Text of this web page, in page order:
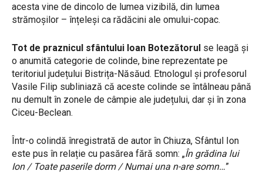
acesta vine de dincolo de lumea vizibilă, din lumea
strămoșilor – înțeleși ca rădăcini ale omului-copac.
Tot de praznicul sfântului Ioan Botezătorul se leagă și
o anumită categorie de colinde, bine reprezentate pe
teritoriul județului Bistrița-Năsăud. Etnologul și profesorul
Vasile Filip subliniază că aceste colinde se întâlneau până
nu demult în zonele de câmpie ale județului, dar și în zona
Ciceu-Beclean.
Într-o colindă înregistrată de autor în Chiuza, Sfântul Ion
este pus în relație cu pasărea fără somn: „În grădina lui
Ion / Toate paserile dorm / Numai una n-are somn…”